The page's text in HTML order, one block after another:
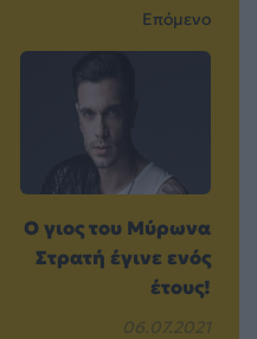
Επόμενο
Ο γιος του Μύρωνα
Στρατή έγινε ενός
έτους!
06.07.2021